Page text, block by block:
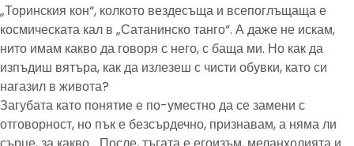
„Торинския кон“, колкото вездесъща и всепоглъщаща е
космическата кал в „Сатанинско танго“. А даже не искам,
нито имам какво да говоря с него, с баща ми. Но как да
изпъдиш вятъра, как да излезеш с чисти обувки, като си
нагазил в живота?
Загубата като понятие е по-уместно да се замени с
отговорност, но пък е безсърдечно, признавам, а няма ли